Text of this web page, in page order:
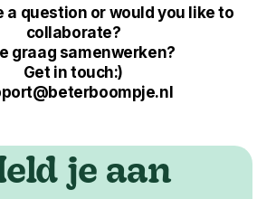
a question or would you like to
collaborate?
graag samenwerken?
Get in touch:)
je aan